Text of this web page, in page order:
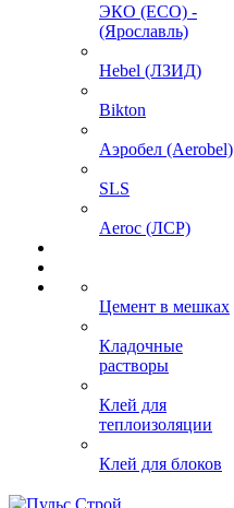
ЭКО (ECO) -
(Ярославль)
Hebel (ЛЗИД)
Bikton
Аэробел (Aerobel)
SLS
Aeroc (ЛСР)
Цемент в мешках
Кладочные
растворы
Клей для
теплоизоляции
Клей для блоков